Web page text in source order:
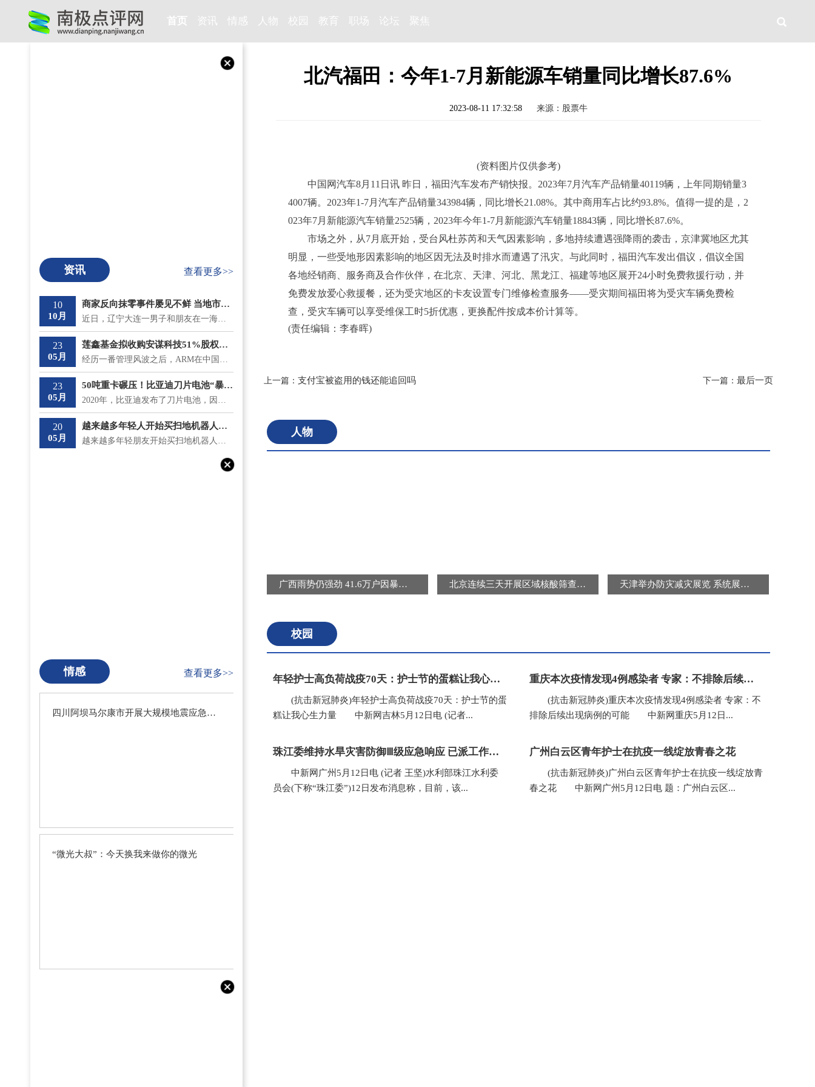
首页 资讯 情感 人物 校园 教育 职场 论坛 聚焦
资讯 查看更多>>
10
10月
商家反向抹零事件屡见不鲜 当地市监局最新回应将“零容忍”态度打击
近日，辽宁大连一男子和朋友在一海鲜大排档吃饭，总共消费了930 9元，收款时却被反向抹零收取了931元。...
23
05月
莲鑫基金拟收购安谋科技51%股权？安鑫集团回应
经历一番管理风波之后，ARM在中国的分支安谋中国逐渐安稳下来，但是5月18日，神秘冒出的莲鑫集团公告称...
23
05月
50吨重卡碾压！比亚迪刀片电池“暴力”性能“测试”成功
2020年，比亚迪发布了刀片电池，因其成功通过了国内最严苛的针刺测试不起火，一时间名声大噪;而且在安全...
20
05月
越来越多年轻人开始买扫地机器人了 涨价和买贵意味着什么？
越来越多年轻朋友开始买扫地机器人了，不仅如此，他们还专挑贵的买。在《一点财经》的调研中，有不少90...
情感 查看更多>>
四川阿坝马尔康市开展大规模地震应急疏散演练暨地震预警系统测试
“微光大叔”：今天换我来做你的微光
北汽福田：今年1-7月新能源车销量同比增长87.6%
2023-08-11 17:32:58 来源：股票牛
(资料图片仅供参考)
中国网汽车8月11日讯 昨日，福田汽车发布产销快报。2023年7月汽车产品销量40119辆，上年同期销量3
4007辆。2023年1-7月汽车产品销量343984辆，同比增长21.08%。其中商用车占比约93.8%。值得一提的是，2
023年7月新能源汽车销量2525辆，2023年今年1-7月新能源汽车销量18843辆，同比增长87.6%。
市场之外，从7月底开始，受台风杜苏芮和天气因素影响，多地持续遭遇强降雨的袭击，京津冀地区尤其
明显，一些受地形因素影响的地区因无法及时排水而遭遇了汛灾。与此同时，福田汽车发出倡议，倡议全国
各地经销商、服务商及合作伙伴，在北京、天津、河北、黑龙江、福建等地区展开24小时免费救援行动，并
免费发放爱心救援餐，还为受灾地区的卡友设置专门维修检查服务——受灾期间福田将为受灾车辆免费检
查，受灾车辆可以享受维保工时5折优惠，更换配件按成本价计算等。
(责任编辑：李春晖)
上一篇： 支付宝被盗用的钱还能追回吗 下一篇： 最后一页
人物
广西雨势仍强劲 41.6万户因暴雨受灾用户恢复供电 北京连续三天开展区域核酸筛查 “封城”“静默”是谣言 天津举办防灾减灾展览 系统展示防灾减灾知识及避灾自救技能
校园
年轻护士高负荷战疫70天：护士节的蛋糕让我心生力量
(抗击新冠肺炎)年轻护士高负荷战疫70天：护士节的蛋
糕让我心生力量 中新网吉林5月12日电 (记者...
重庆本次疫情发现4例感染者 专家：不排除后续出现病例的可能
(抗击新冠肺炎)重庆本次疫情发现4例感染者 专家：不
排除后续出现病例的可能 中新网重庆5月12日...
珠江委维持水旱灾害防御Ⅲ级应急响应 已派工作组赴粤桂闽等地
中新网广州5月12日电 (记者 王坚)水利部珠江水利委
员会(下称“珠江委”)12日发布消息称，目前，该...
广州白云区青年护士在抗疫一线绽放青春之花
(抗击新冠肺炎)广州白云区青年护士在抗疫一线绽放青
春之花 中新网广州5月12日电 题：广州白云区...